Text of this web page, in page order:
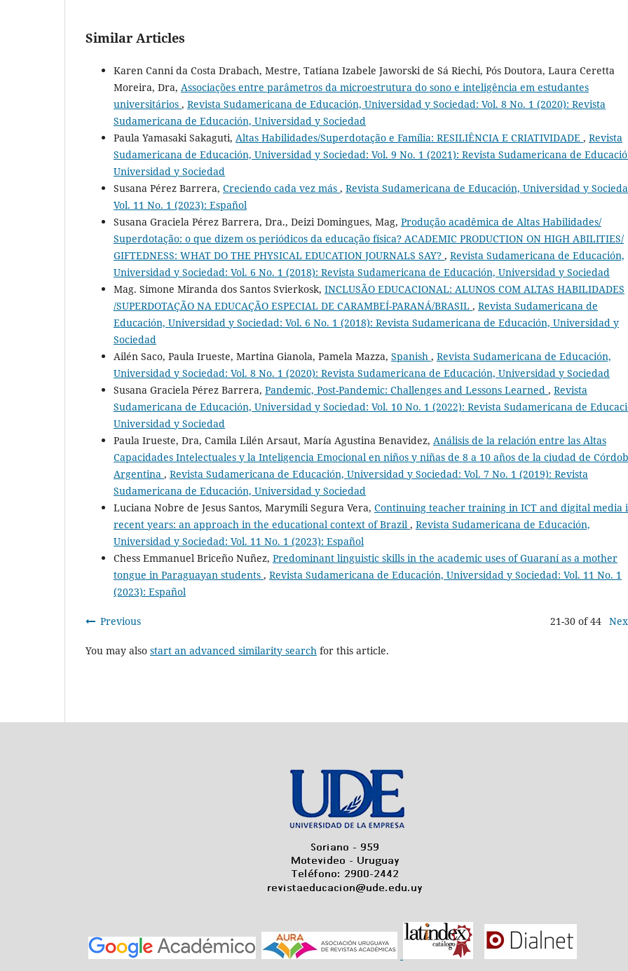
Similar Articles
Karen Canni da Costa Drabach, Mestre, Tatiana Izabele Jaworski de Sá Riechi, Pós Doutora, Laura Ceretta
Moreira, Dra, Associações entre parâmetros da microestrutura do sono e inteligência em estudantes
universitários , Revista Sudamericana de Educación, Universidad y Sociedad: Vol. 8 No. 1 (2020): Revista
Sudamericana de Educación, Universidad y Sociedad
Paula Yamasaki Sakaguti, Altas Habilidades/Superdotação e Família: RESILIÊNCIA E CRIATIVIDADE , Revista
Sudamericana de Educación, Universidad y Sociedad: Vol. 9 No. 1 (2021): Revista Sudamericana de
Universidad y Sociedad
Susana Pérez Barrera, Creciendo cada vez más , Revista Sudamericana de Educación, Universidad y
Vol. 11 No. 1 (2023): Español
Susana Graciela Pérez Barrera, Dra., Deizi Domingues, Mag, Produção acadêmica de Altas Habilidades/
Superdotação: o que dizem os periódicos da educação física? ACADEMIC PRODUCTION ON HIGH ABILITIES/
GIFTEDNESS: WHAT DO THE PHYSICAL EDUCATION JOURNALS SAY? , Revista Sudamericana de Educación,
Universidad y Sociedad: Vol. 6 No. 1 (2018): Revista Sudamericana de Educación, Universidad y Sociedad
Mag. Simone Miranda dos Santos Svierkosk, INCLUSÃO EDUCACIONAL: ALUNOS COM ALTAS HABILIDADES
/SUPERDOTAÇÃO NA EDUCAÇÃO ESPECIAL DE CARAMBEÍ-PARANÁ/BRASIL , Revista Sudamericana de
Educación, Universidad y Sociedad: Vol. 6 No. 1 (2018): Revista Sudamericana de Educación, Universidad y
Sociedad
Ailén Saco, Paula Irueste, Martina Gianola, Pamela Mazza, Spanish , Revista Sudamericana de Educación,
Universidad y Sociedad: Vol. 8 No. 1 (2020): Revista Sudamericana de Educación, Universidad y Sociedad
Susana Graciela Pérez Barrera, Pandemic, Post-Pandemic: Challenges and Lessons Learned , Revista
Sudamericana de Educación, Universidad y Sociedad: Vol. 10 No. 1 (2022): Revista Sudamericana de
Universidad y Sociedad
Paula Irueste, Dra, Camila Lilén Arsaut, María Agustina Benavidez, Análisis de la relación entre las Altas
Capacidades Intelectuales y la Inteligencia Emocional en niños y niñas de 8 a 10 años de la ciudad de
Argentina , Revista Sudamericana de Educación, Universidad y Sociedad: Vol. 7 No. 1 (2019): Revista
Sudamericana de Educación, Universidad y Sociedad
Luciana Nobre de Jesus Santos, Marymili Segura Vera, Continuing teacher training in ICT and digital media
recent years: an approach in the educational context of Brazil , Revista Sudamericana de Educación,
Universidad y Sociedad: Vol. 11 No. 1 (2023): Español
Chess Emmanuel Briceño Nuñez, Predominant linguistic skills in the academic uses of Guaraní as a mother
tongue in Paraguayan students , Revista Sudamericana de Educación, Universidad y Sociedad: Vol. 11 No. 1
(2023): Español
Previous 21-30 of 44
You may also start an advanced similarity search for this article.